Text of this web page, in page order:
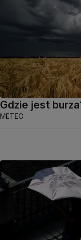
Gdzie jest
METEO